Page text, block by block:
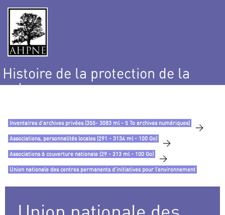
Histoire de la protection de la
nature
Inventaires d’archives privées (355- 3083 ml - 5 To archives numériques) >
Associations, personnalités locales (291 - 3134 ml - 100 Go) >
Associations à couverture nationale (29 - 313 ml - 100 Go) >
Union nationale des centres permanents d’initiatives pour l’environnement